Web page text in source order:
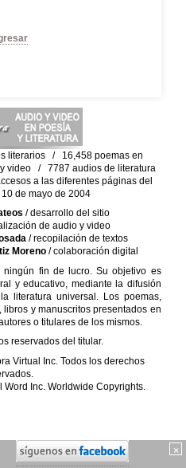
×
literarios / 16,458 poemas en
video / 7787 audios de literatura
a las diferentes páginas del
de mayo de 2004
/ desarrollo del sitio
de audio y video
/ recopilación de textos
Moreno/ colaboración digital
ningún fin de lucro. Su objetivo es
y educativo, mediante la difusión
literatura universal. Los poemas,
y manuscritos presentados en
o titulares de los mismos.
reservados del titular.
Virtual Inc. Todos los derechos
Inc. Worldwide Copyrights.